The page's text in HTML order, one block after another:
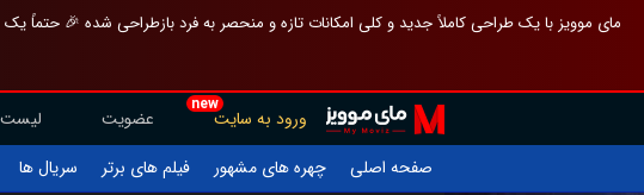
مای موویز با یک طراحی کاملاً جدید و کلی امکانات تازه و منحصر به فرد بازطراحی شده 🎉
new
ورود به سایت عضویت
صفحه اصلی
چهره های مشهور فیلم های برتر سریال ها